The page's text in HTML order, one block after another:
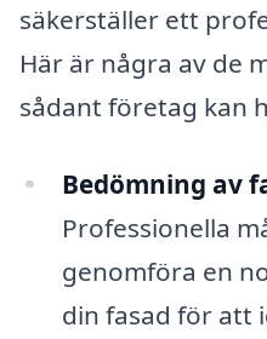
säkerställer ett
Här är några av de
sådant företag kan
Bedömning av
Professionella
genomföra en
din fasad för att